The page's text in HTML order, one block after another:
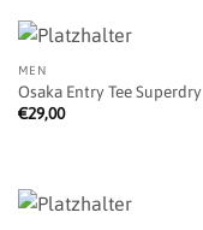
MEN
Osaka Entry Tee Superdry
€29,00